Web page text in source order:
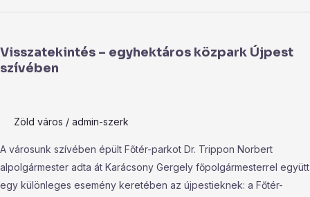
Visszatekintés – egyhektáros közpark Újpest
szívében
Zöld város / admin-szerk
A városunk szívében épült Főtér-parkot Dr. Trippon Norbert
alpolgármester adta át Karácsony Gergely főpolgármesterrel együtt
egy különleges esemény keretében az újpestieknek: a Főtér-
egyhektáros
közpark